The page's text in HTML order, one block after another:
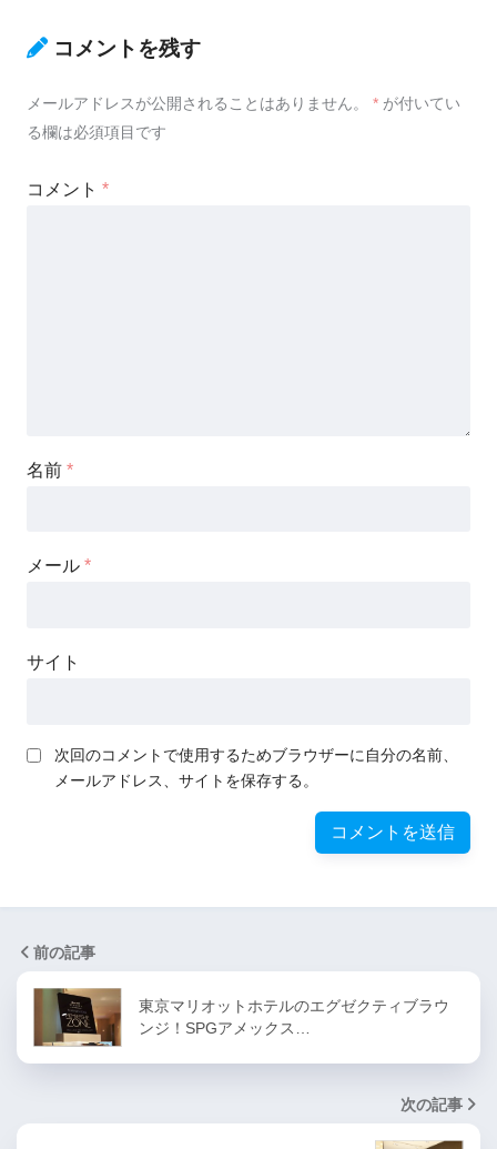
コメントを残す
メールアドレスが公開されることはありません。 * が付いてい
る欄は必須項目です
コメント *
名前 *
メール *
サイト
次回のコメントで使用するためブラウザーに自分の名前、
メールアドレス、サイトを保存する。
前の記事
東京マリオットホテルのエグゼクティブラウ
ンジ！SPGアメックス…
次の記事